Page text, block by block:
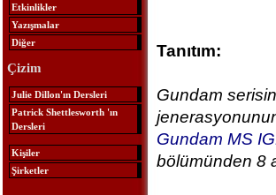
Etkinlikler
Yazışmalar
Diğer
Çizim
Julie Dillon'ın Dersleri
Patrick Shettlesworth 'ın
Dersleri
Kişiler
Şirketler
Tanıtım:
Gundam
Gundam MS
bölümünden 8